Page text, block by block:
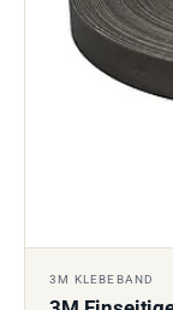
3M KLEBEBAND